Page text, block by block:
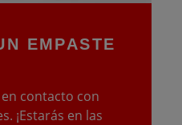
EMPASTE
contacto con
¡Estarás en las